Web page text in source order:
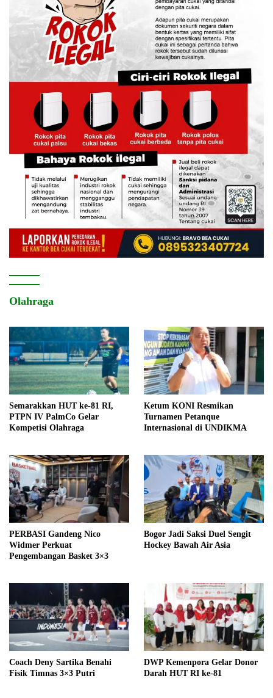
Olahraga
Semarakkan HUT ke-81 RI,
PTPN IV PalmCo Gelar
Kompetisi Olahraga
Ketum KONI Resmikan
Turnamen Petanque
Internasional di UNDIKMA
PERBASI Gandeng Nico
Widmer Perkuat
Pengembangan Basket 3×3
Bogor Jadi Saksi Duel Sengit
Hockey Bawah Air Asia
Coach Deny Sartika Benahi
Fisik Timnas 3×3 Putri
DWP Kemenpora Gelar Donor
Darah HUT RI ke-81